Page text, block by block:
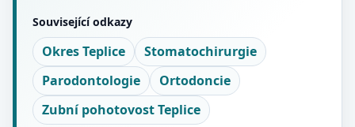
Související odkazy
Okres Teplice
Stomatochirurgie
Parodontologie
Ortodoncie
Zubní pohotovost Teplice